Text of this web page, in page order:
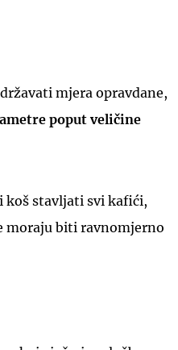
mjera opravdane,
poput veličine
koš stavljati svi kafići,
moraju biti ravnomjerno